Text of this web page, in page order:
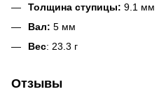
Толщина ступицы: 9.1 мм
Вал: 5 мм
Вес: 23.3 г
Отзывы